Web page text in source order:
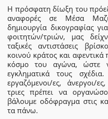
Η πρόσφατη δίωξη του
αναφορές σε Μέσα
δημιουργία δικογραφίας
φοιτητών/τριών, μας
ταξικές αντιστάσεις
κοινού κράτος και
κόσμο του αγώνα, ώστε
εγκληματικά τους
εργαζόμενοι/ες, άνεργοι/
τριες πρέπει να
βάλουμε οδόφραγμα στις
τα πάνω.